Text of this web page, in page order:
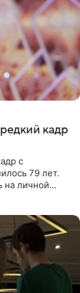
кадр
с
79 лет.
на личной